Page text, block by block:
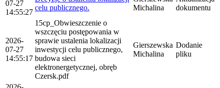
07-27
14:55:27
celu publicznego.
Michalina
dokumentu
2026-
07-27
14:55:17
15cp_Obwieszczenie o
wszczęciu postępowania w
sprawie ustalenia lokalizacji
inwestycji celu publicznego,
budowa sieci
elektronergetycznej, obręb
Czersk.pdf
Gierszewska
Michalina
Dodanie
pliku